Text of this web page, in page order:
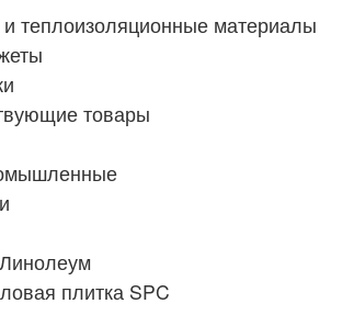
и теплоизоляционные материалы
товары
плитка SPC